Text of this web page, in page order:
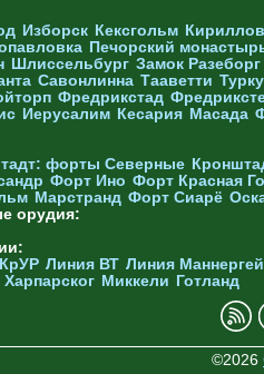
Изборск Кексгольм
Печорcкий
Шлиссельбург Замок Разеборг
Савонлинна Тааветти Турку
Фредрикстад
Иерусалим Кесария Масада
форты Северные
Форт Ино Форт Красная
Марстранд Форт Сиарё
орудия:
КрУР Линия ВТ Линия
Миккели
Готланд
©2026